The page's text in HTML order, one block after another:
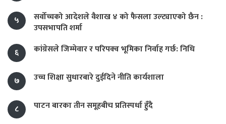
५
सर्वोच्चको आदेशले वैशाख ४ को फैसला उल्ट्याएको छैन :
उपसभापति शर्मा
६
कांग्रेसले जिम्मेवार र परिपक्व भूमिका निर्वाह गर्छ: निधि
७ उच्च शिक्षा सुधारबारे दुईदिने नीति कार्यशाला
८ पाटन बारका तीन समूहबीच प्रतिस्पर्धा हुँदै